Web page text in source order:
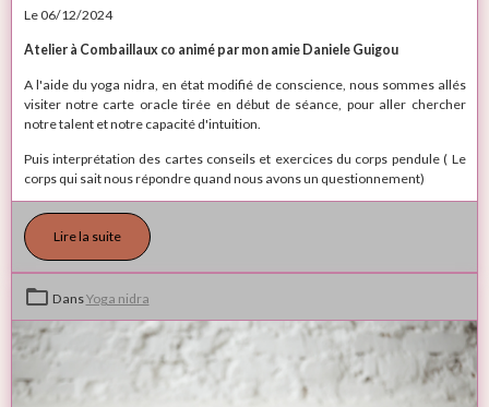
Le 06/12/2024
Atelier à Combaillaux co animé par mon amie Daniele Guigou
A l'aide du yoga nidra, en état modifié de conscience, nous sommes allés
visiter notre carte oracle tirée en début de séance, pour aller chercher
notre talent et notre capacité d'intuition.
Puis interprétation des cartes conseils et exercices du corps pendule ( Le
corps qui sait nous répondre quand nous avons un questionnement)
Lire la suite
DansYoga nidra